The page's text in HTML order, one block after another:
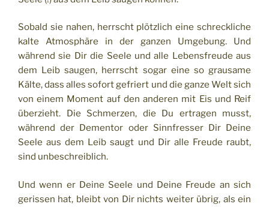
Sobald sie nahen, herrscht plötzlich eine schreckliche
kalte Atmosphäre in der ganzen Umgebung. Und
während sie Dir die Seele und alle Lebensfreude aus
dem Leib saugen, herrscht sogar eine so grausame
Kälte, dass alles sofort gefriert und die ganze Welt sich
von einem Moment auf den anderen mit Eis und Reif
überzieht. Die Schmerzen, die Du ertragen musst,
während der Dementor oder Sinnfresser Dir Deine
Seele aus dem Leib saugt und Dir alle Freude raubt,
sind unbeschreiblich.
Und wenn er Deine Seele und Deine Freude an sich
gerissen hat, bleibt von Dir nichts weiter übrig, als ein